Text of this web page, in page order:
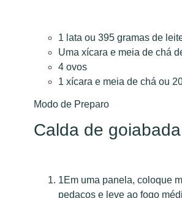
1 lata ou 395 gramas de
Uma xícara e meia de chá
4 ovos
1 xícara e meia de chá ou
Modo de Preparo
Calda de goiabada
1Em uma panela, coloque
pedaços e leve ao fogo